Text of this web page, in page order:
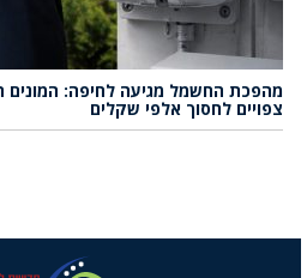
מהפכת החשמל מגיעה לחיפה: המונים
צפויים לחסוך אלפי שקלים